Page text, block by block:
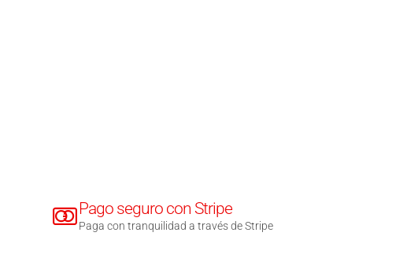
Pago seguro con Stripe
Paga con tranquilidad a través de Stripe